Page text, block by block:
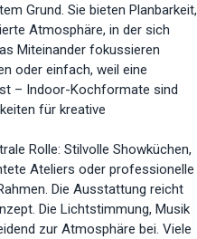
Grund. Sie bieten Planbarkeit,
Atmosphäre, in der sich
Miteinander fokussieren
oder einfach, weil eine
– Indoor-Kochformate sind
für kreative
Rolle: Stilvolle Showküchen,
Ateliers oder professionelle
Die Ausstattung reicht
Die Lichtstimmung, Musik
zur Atmosphäre bei. Viele